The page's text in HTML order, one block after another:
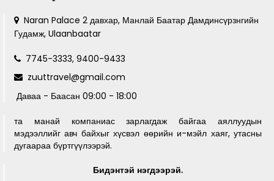
Naran Palace 2 давхар, Манлай Баатар Дамдинсүрзнгийн
Гудамж, Ulaanbaatar
7745-3333, 9400-9433
zuuttravel@gmail.com
Даваа - Баасан 09:00 - 18:00
та манай компаниас зарлагдаж байгаа аяллуудын
мэдээллийг авч байхыг хүсвэл өөрийн и-мэйл хаяг, утасны
дугаараа бүртгүүлээрэй.
Бидэнтэй нэгдээрэй.